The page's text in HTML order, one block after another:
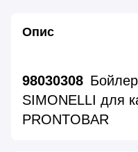
Опис
98030308
SIMONELLI для
PRONTOBAR